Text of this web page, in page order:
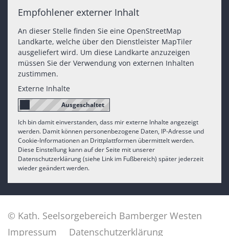
Empfohlener externer Inhalt
An dieser Stelle finden Sie eine OpenStreetMap
Landkarte, welche über den Dienstleister MapTiler
ausgeliefert wird. Um diese Landkarte anzuzeigen
müssen Sie der Verwendung von externen Inhalten
zustimmen.
Externe Inhalte
Ich bin damit einverstanden, dass mir externe Inhalte angezeigt
werden. Damit können personenbezogene Daten, IP-Adresse und
Cookie-Informationen an Drittplattformen übermittelt werden.
Diese Einstellung kann auf der Seite mit unserer
Datenschutzerklärung (siehe Link im Fußbereich) später jederzeit
wieder geändert werden.
© Kath. Seelsorgebereich Bamberger Westen
Impressum
Datenschutzerklärung